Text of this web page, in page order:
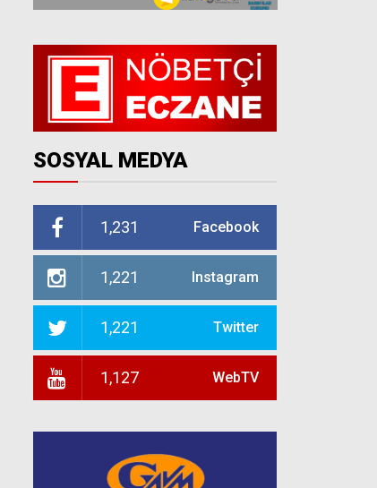
SOSYAL MEDYA
1,231 Facebook
1,221 Instagram
1,221 Twitter
1,127 WebTV